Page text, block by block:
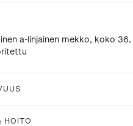
a-linjainen mekko, koko
HOITO